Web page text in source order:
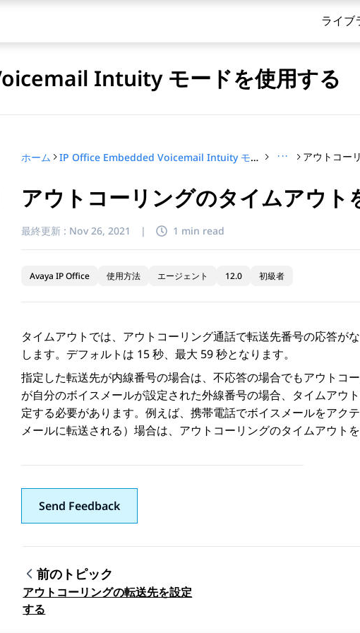
ライブ
Intuity モードを使用する
は入力してください
ホーム IP Office Embedded Voicemail Intuity モードを使用する ···
アウトコーリングのタイムアウト
最終更新 : Nov 26, 2021 | 1 min read
Avaya IP Office 使用方法 エージェント 12.0 初級者
タイムアウトでは、アウトコーリング通話で転送先番号の応答が
します。デフォルトは 15 秒、最大 59 秒となります。
指定した転送先が内線番号の場合は、不応答の場合でもアウトコ
が自分のボイスメールが設定された外線番号の場合、タイムアウ
定する必要があります。例えば、携帯電話でボイスメールをアク
メールに転送される）場合は、アウトコーリングのタイムアウト
Send Feedback
トピックナビゲーション
前のトピック
アウトコーリングの転送先を設定
する